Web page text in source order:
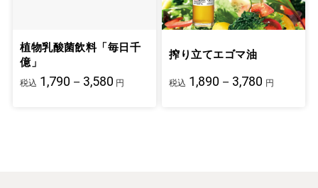
植物乳酸菌飲料「毎日千
億」
税込 1,790－3,580 円
搾り立てエゴマ油
税込 1,890－3,780 円